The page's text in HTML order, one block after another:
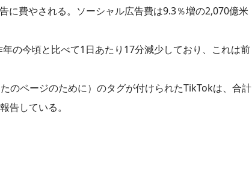
に費やされる。ソーシャル広告費は9.3％増の2,070億米
の今頃と比べて1日あたり17分減少しており、これは前
のページのために）のタグが付けられたTikTokは、合計
告している。